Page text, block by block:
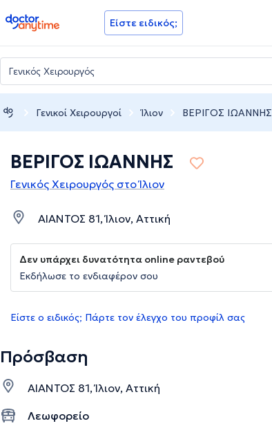
doctoranytime Είστε ειδικός;
Γενικοί Χειρουργοί Ίλιον ΒΕΡΙΓΟΣ ΙΩΑΝΝΗΣ
ΒΕΡΙΓΟΣ ΙΩΑΝΝΗΣ
Γενικός Χειρουργός στο Ίλιον
ΑΙΑΝΤΟΣ 81, Ίλιον, Αττική
Δεν υπάρχει δυνατότητα online ραντεβού
Εκδήλωσε το ενδιαφέρον σου
Είστε ο ειδικός; Πάρτε τον έλεγχο του προφίλ σας
Πρόσβαση
ΑΙΑΝΤΟΣ 81, Ίλιον, Αττική
Λεωφορείο